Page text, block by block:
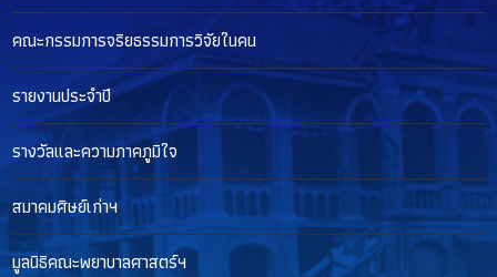
คณะกรรมการจริยธรรมการวิจัยในคน
รายงานประจำปี
รางวัลและความภาคภูมิใจ
สมาคมศิษย์เก่าฯ
มูลนิธิคณะพยาบาลศาสตร์ฯ